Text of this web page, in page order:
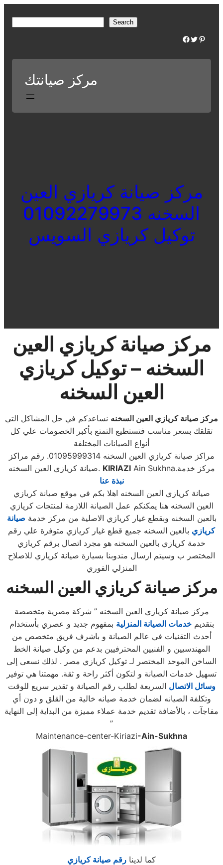
r
Search
Facebook Twitter Pinterest
مركز صيانتك
مركز صيانة كريازي العين
السخنه 01092279973
توكيل كريازي السويس
مركز صيانة كريازي العين
السخنه – توكيل كريازي
العين السخنه
مركز صيانة كريازي العين السخنه نساعدكم في حل المشاكل التي
تقلقك بسعر مناسب فتستطيع التمتع بأكبر الخصومات علي كل
أنواع الصيانات المختلفة
مراكز صيانة كريازي العين السخنه 01095999314. رقم مراكز
صيانة كريازي العين السخنه. KIRIAZI
Ain Sukhna.مركز خدمة
نبذة عنا
صيانة كريازي العين السخنه اهلا بكم في موقع صيانة كريازي
العين السخنه هنا يمكنكم عمل الصيانة اللازمة لمنتجات كريازي
بالعين السخنه وبقطع غيار كريازي الاصلية من مركز خدمة صيانة
كريازي بالعين السخنه جميع قطع غيار كريازي متوفرة علي رقم
خدمة كريازي بالعين السخنه هو مجرد اتصال برقم كريازي
المختصر ب وسيتم ارسال مندوبنا بسيارة صيانة كريازي للاصلاح
المنزلي الفوري
مركز صيانة كريازي العين السخنه
مركز صيانة كريازي العين السخنه ” شركة مصرية متخصصة
بتقديمخدمات الصيانة المنزلية بمفهوم جديد و عصري بأستخدام
أحدث التقنيات في عالم الصيانة و باشرف فريق متخصص من
المهندسيين و الفنيين المحترفيين بدعم من وكيل صيانة الخط
الساخن الموحد المختصر لـ توكيل كريازي مصر . لذلك نسعى إلى
تسهيل خدمات الصيانة و لتكون أكثر راحة و ثقة. مهمتنا هي توفير
وسائل الاتصال السريعة لطلب رقم الصيانة و تقدير سريع للوقت
وتكلفة الصيانه لضمان خدمة صيانه خالية من القلق و دون أي
مفاجآت ، بالأضافة تقديم خدمة عملاء مميزة من البداية إلى النهاية
”
Maintenance-center-Kiriazi-Ain-Sukhna
كما لدينا رقم صيانة كريازي